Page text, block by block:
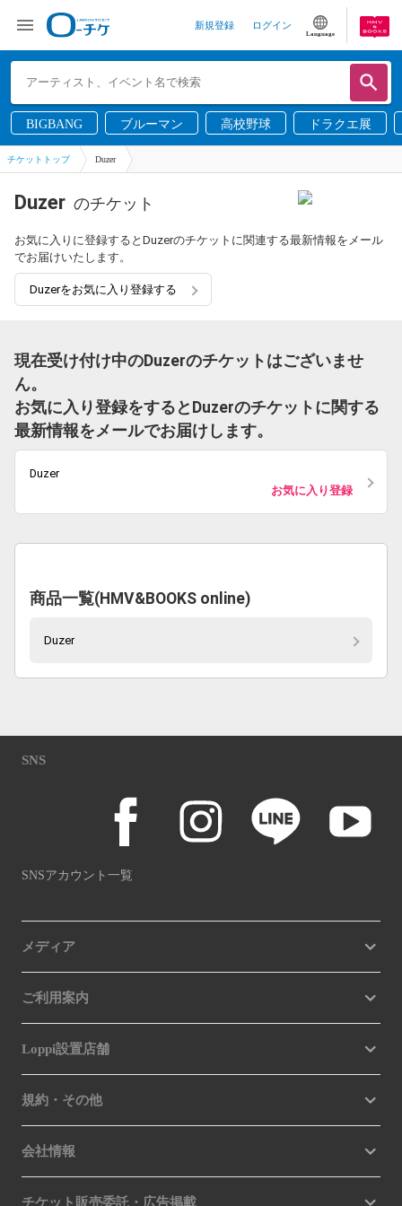
新規登録 ログイン
Language
BIGBANG ブルーマン 高校野球 ドラクエ展
チケットトップ Duzer
Duzer のチケット
お気に入りに登録するとDuzerのチケットに関連する最新情報をメール
でお届けいたします。
Duzerをお気に入り登録する
現在受け付け中のDuzerのチケットはございませ
ん。
お気に入り登録をするとDuzerのチケットに関する
最新情報をメールでお届けします。
Duzer
お気に入り登録
商品一覧(HMV&BOOKS online)
Duzer
SNS
SNSアカウント一覧
メディア
ご利用案内
Loppi設置店舗
規約・その他
会社情報
チケット販売委託・広告掲載